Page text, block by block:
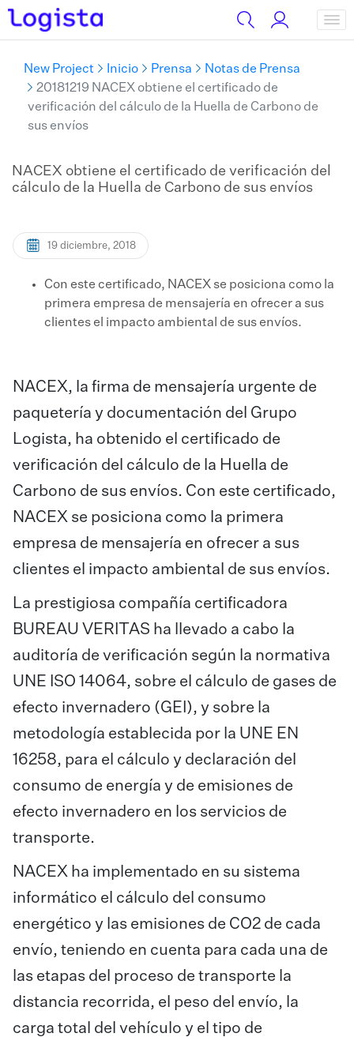
New Project Inicio Prensa
Notas de Prensa
20181219 NACEX obtiene el certificado de
verificación del cálculo de la Huella de Carbono de
sus envíos
NACEX obtiene el certificado de verificación del
cálculo de la Huella de Carbono de sus envíos
19 diciembre, 2018
Con este certificado, NACEX se posiciona como la
primera empresa de mensajería en ofrecer a sus
clientes el impacto ambiental de sus envíos.
NACEX, la firma de mensajería urgente de
paquetería y documentación del Grupo
Logista, ha obtenido el certificado de
verificación del cálculo de la Huella de
Carbono de sus envíos. Con este certificado,
NACEX se posiciona como la primera
empresa de mensajería en ofrecer a sus
clientes el impacto ambiental de sus envíos.
La prestigiosa compañía certificadora
BUREAU VERITAS ha llevado a cabo la
auditoría de verificación según la normativa
UNE ISO 14064, sobre el cálculo de gases de
efecto invernadero (GEI), y sobre la
metodología establecida por la UNE EN
16258, para el cálculo y declaración del
consumo de energía y de emisiones de
efecto invernadero en los servicios de
transporte.
NACEX ha implementado en su sistema
informático el cálculo del consumo
energético y las emisiones de CO2 de cada
envío, teniendo en cuenta para cada una de
las etapas del proceso de transporte la
distancia recorrida, el peso del envío, la
carga total del vehículo y el tipo de